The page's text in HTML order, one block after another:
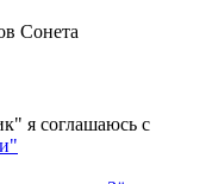
Сонета
я соглашаюсь с